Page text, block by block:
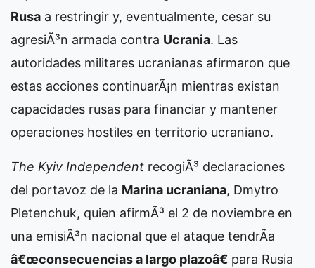
Rusa a restringir y, eventualmente, cesar su
agresiÃ³n armada contra Ucrania. Las
autoridades militares ucranianas afirmaron que
estas acciones continuarÃ¡n mientras existan
capacidades rusas para financiar y mantener
operaciones hostiles en territorio ucraniano.
The Kyiv Independent recogiÃ³ declaraciones
del portavoz de la Marina ucraniana, Dmytro
Pletenchuk, quien afirmÃ³ el 2 de noviembre en
una emisiÃ³n nacional que el ataque tendrÃ­a
â€œconsecuencias a largo plazoâ€ para Rusia